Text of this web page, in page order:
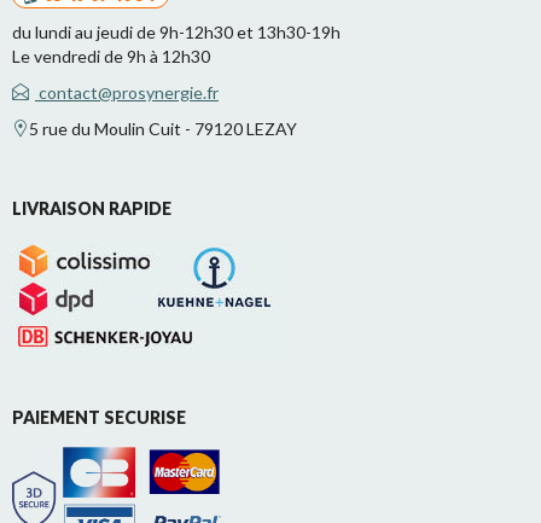
du lundi au jeudi de 9h-12h30 et 13h30-19h
Le vendredi de 9h à 12h30
contact@prosynergie.fr
5 rue du Moulin Cuit - 79120 LEZAY
LIVRAISON RAPIDE
PAIEMENT SECURISE